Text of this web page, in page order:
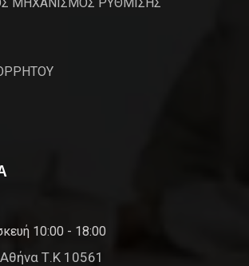
10:00 - 18:00
Τ.Κ 10561